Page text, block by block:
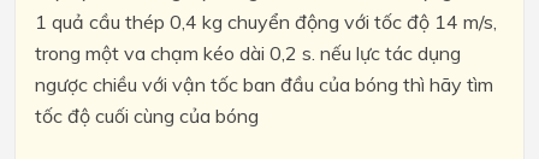
1 quả cầu thép 0,4 kg chuyển động với tốc độ 14 m/s,
trong một va chạm kéo dài 0,2 s. nếu lực tác dụng
ngược chiều với vận tốc ban đầu của bóng thì hãy tìm
tốc độ cuối cùng của bóng